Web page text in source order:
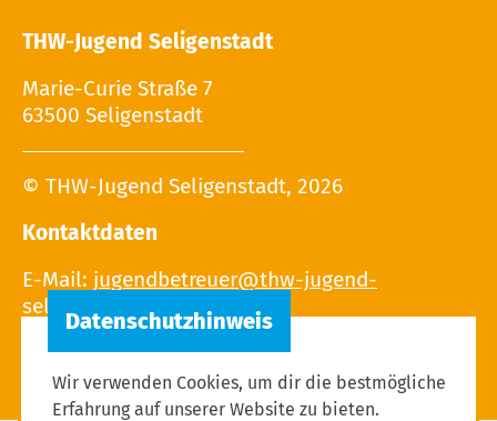
THW-Jugend Seligenstadt
Marie-Curie Straße 7
63500 Seligenstadt
© THW-Jugend Seligenstadt, 2026
Kontaktdaten
E-Mail:
Wir verwenden Cookies, um dir die bestmögliche
Erfahrung auf unserer Website zu bieten.